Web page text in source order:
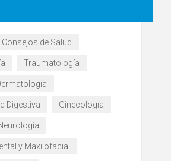
de Salud
Traumatología
Digestiva Ginecología
y Maxilofacial